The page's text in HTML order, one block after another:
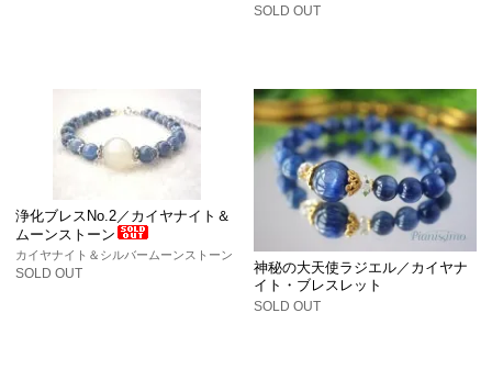
SOLD OUT
浄化ブレスNo.2／カイヤナイト＆
ムーンストーン
カイヤナイト＆シルバームーンストーン
SOLD OUT
神秘の大天使ラジエル／カイヤナ
イト・ブレスレット
SOLD OUT